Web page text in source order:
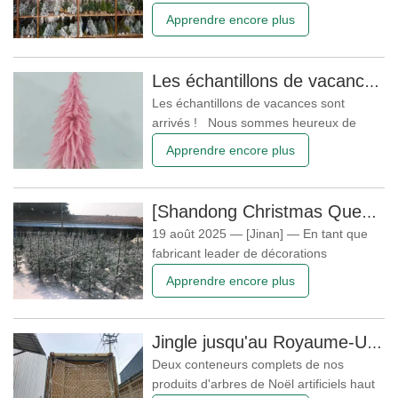
Crafts Co., Ltd.], Noël n'est pas
avons créé un showroom qui vous
plongera au cœur de la magie de
décembre. Ce que vous
Apprendre encore plus
Les échantillons de vacances sont arrivés
Les échantillons de vacances sont
arrivés ! Nous sommes heureux de
échantillons de vacances ont été
Noël roses – doux et élégants, apportant
une touche de fraîcheur à la décoration
Apprendre encore plus
[Shandong Christmas Queen Arts & Crafts Co., Ltd.] Achève avec succès la production en série de sapins de Noël en 2025
19 août 2025 — [Jinan] — En tant que
fabricant leader de décorations
Queen Arts & Crafts Co., Ltd.] a terminé
décorations de Noël, notamment des
sapins de Noël réalistes en PE/PVC, des
sapins
Apprendre encore plus
Jingle jusqu'au Royaume-Uni ! Deux conteneurs de décorations de Noël artificielles viennent d'être expédiés !
Deux conteneurs complets de nos
produits d'arbres de Noël artificiels haut